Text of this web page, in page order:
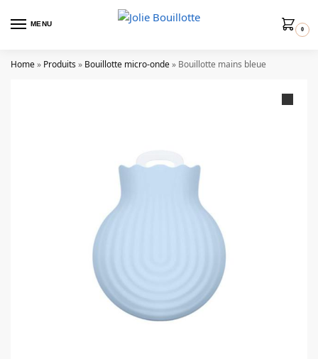
MENU
0
Home» Produits» Bouillotte micro-onde» Bouillotte mains bleue